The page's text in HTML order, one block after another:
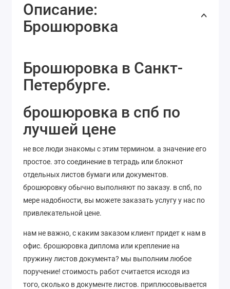
Описание:
Брошюровка
Брошюровка в Санкт-
Петербурге.
брошюровка в спб по
лучшей цене
не все люди знакомы с этим термином. а значение его
простое. это соединение в тетрадь или блокнот
отдельных листов бумаги или документов.
брошюровку обычно выполняют по заказу. в спб, по
мере надобности, вы можете заказать услугу у нас по
привлекательной цене.
нам не важно, с каким заказом клиент придет к нам в
офис. брошюровка диплома или крепление на
пружину листов документа? мы выполним любое
поручение! стоимость работ считается исходя из
того, сколько в документе листов. приплюсовывается